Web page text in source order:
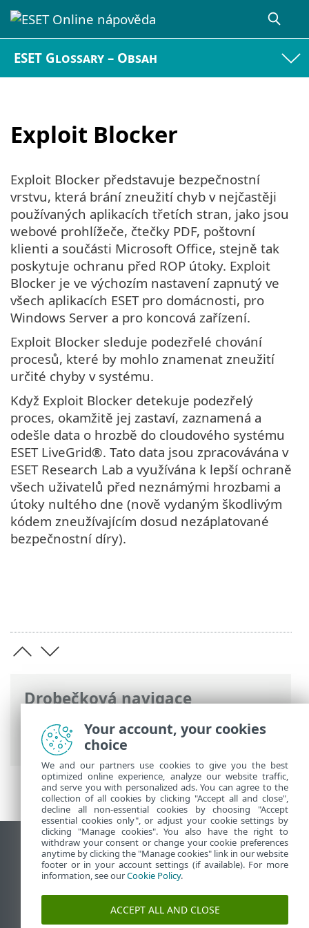
ESET Glossary – Obsah
Exploit Blocker
Drobečková navigace
ESET Online nápověda> ESET Glossary>
Technologie ESET > Exploit Blocker
Exploit Blocker představuje bezpečnostní
vrstvu, která brání zneužití chyb v nejčastěji
používaných aplikacích třetích stran, jako jsou
webové prohlížeče, čtečky PDF, poštovní
klienti a součásti Microsoft Office, stejně tak
poskytuje ochranu před ROP útoky. Exploit
Blocker je ve výchozím nastavení zapnutý ve
všech aplikacích ESET pro domácnosti, pro
Windows Server a pro koncová zařízení.
Exploit Blocker sleduje podezřelé chování
procesů, které by mohlo znamenat zneužití
určité chyby v systému.
Když Exploit Blocker detekuje podezřelý
proces, okamžitě jej zastaví, zaznamená a
odešle data o hrozbě do cloudového systému
ESET LiveGrid®. Tato data jsou zpracovávána v
ESET Research Lab a využívána k lepší ochraně
všech uživatelů před neznámými hrozbami a
útoky nultého dne (nově vydaným škodlivým
kódem zneužívajícím dosud nezáplatované
bezpečnostní díry).
Zobrazit verzi pro počítač
End of Life
ESET Databáze znalostí
ESET Forum
ESET Status Portal
Your account, your cookies
choice
We and our partners use cookies to give you the best
optimized online experience, analyze our website traffic,
and serve you with personalized ads. You can agree to the
collection of all cookies by clicking "Accept all and close",
decline all non-essential cookies by choosing "Accept
essential cookies only", or adjust your cookie settings by
clicking "Manage cookies". You also have the right to
withdraw your consent or change your cookie preferences
anytime by clicking the "Manage cookies" link in our website
footer or in your account settings (if available). For more
information, see ourCookie Policy.
ACCEPT ALL AND CLOSE